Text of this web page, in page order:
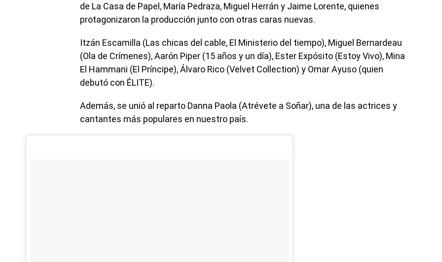
de La Casa de Papel, María Pedraza, Miguel Herrán y Jaime Lorente, quienes
protagonizaron la producción junto con otras caras nuevas.
Itzán Escamilla (Las chicas del cable, El Ministerio del tiempo), Miguel Bernardeau
(Ola de Crímenes), Aarón Piper (15 años y un día), Ester Expósito (Estoy Vivo), Mina
El Hammani (El Príncipe), Álvaro Rico (Velvet Collection) y Omar Ayuso (quien
debutó con ÉLITE).
Además, se unió al reparto Danna Paola (Atrévete a Soñar), una de las actrices y
cantantes más populares en nuestro país.